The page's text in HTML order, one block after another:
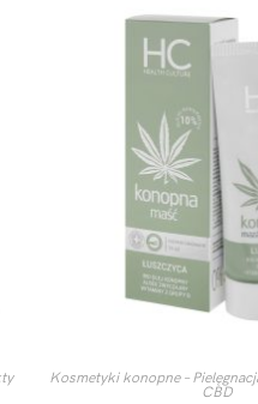
Kosmetyki konopne –
CBD